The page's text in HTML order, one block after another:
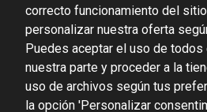
dominator@dominator.pl
correcto funcionamiento del
personalizar nuestra oferta
Puedes aceptar el uso de
nuestra parte y proceder a la
uso de archivos según tus
la opción 'Personalizar